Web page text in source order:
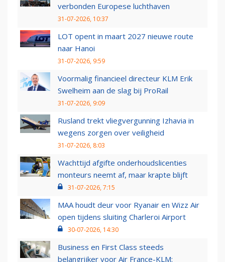
verbonden Europese luchthaven
31-07-2026, 10:37
LOT opent in maart 2027 nieuwe route
naar Hanoi
31-07-2026, 9:59
Voormalig financieel directeur KLM Erik
Swelheim aan de slag bij ProRail
31-07-2026, 9:09
Rusland trekt vliegvergunning Izhavia in
wegens zorgen over veiligheid
31-07-2026, 8:03
Wachttijd afgifte onderhoudslicenties
monteurs neemt af, maar krapte blijft
31-07-2026, 7:15
MAA houdt deur voor Ryanair en Wizz Air
open tijdens sluiting Charleroi Airport
30-07-2026, 14:30
Business en First Class steeds
belangrijker voor Air France-KLM: